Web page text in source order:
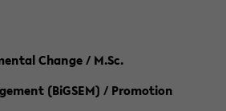
Change / M.Sc.
(BiGSEM) / Promotion